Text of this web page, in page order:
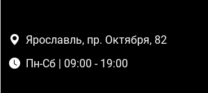
Ярославль, пр. Октября, 82
Пн-Сб | 09:00 - 19:00